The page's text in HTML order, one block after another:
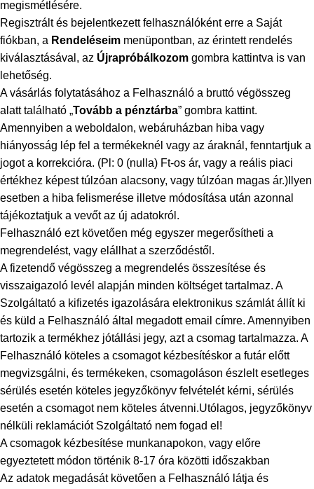
megismétlésére.
Regisztrált és bejelentkezett felhasználóként erre a Saját
fiókban, a Rendeléseim menüpontban, az érintett rendelés
kiválasztásával, az Újrapróbálkozom gombra kattintva is van
lehetőség.
A vásárlás folytatásához a Felhasználó a bruttó végösszeg
alatt található „Tovább a pénztárba” gombra kattint.
Amennyiben a weboldalon, webáruházban hiba vagy
hiányosság lép fel a termékeknél vagy az áraknál, fenntartjuk a
jogot a korrekcióra. (Pl: 0 (nulla) Ft-os ár, vagy a reális piaci
értékhez képest túlzóan alacsony, vagy túlzóan magas ár.) Ilyen
esetben a hiba felismerése illetve módosítása után azonnal
tájékoztatjuk a vevőt az új adatokról.
Felhasználó ezt követően még egyszer megerősítheti a
megrendelést, vagy elállhat a szerződéstől.
A fizetendő végösszeg a megrendelés összesítése és
visszaigazoló levél alapján minden költséget tartalmaz. A
Szolgáltató a kifizetés igazolására elektronikus számlát állít ki
és küld a Felhasználó által megadott email címre. Amennyiben
tartozik a termékhez jótállási jegy, azt a csomag tartalmazza. A
Felhasználó köteles a csomagot kézbesítéskor a futár előtt
megvizsgálni, és termékeken, csomagoláson észlelt esetleges
sérülés esetén köteles jegyzőkönyv felvételét kérni, sérülés
esetén a csomagot nem köteles átvenni.Utólagos, jegyzőkönyv
nélküli reklamációt Szolgáltató nem fogad el!
A csomagok kézbesítése munkanapokon, vagy előre
egyeztetett módon történik 8-17 óra közötti időszakban
Az adatok megadását követően a Felhasználó látja és